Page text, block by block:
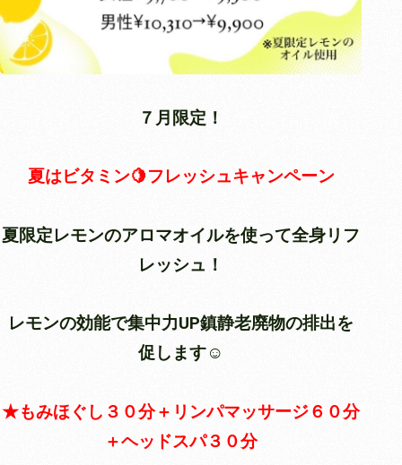
７月限定！
夏はビタミン🍋フレッシュキャンペーン
夏限定レモンのアロマオイルを使って全身リフ
レッシュ！
レモンの効能で集中力UP鎮静老廃物の排出を
促します☺
★もみほぐし３０分＋リンパマッサージ６０分
＋ヘッドスパ３０分